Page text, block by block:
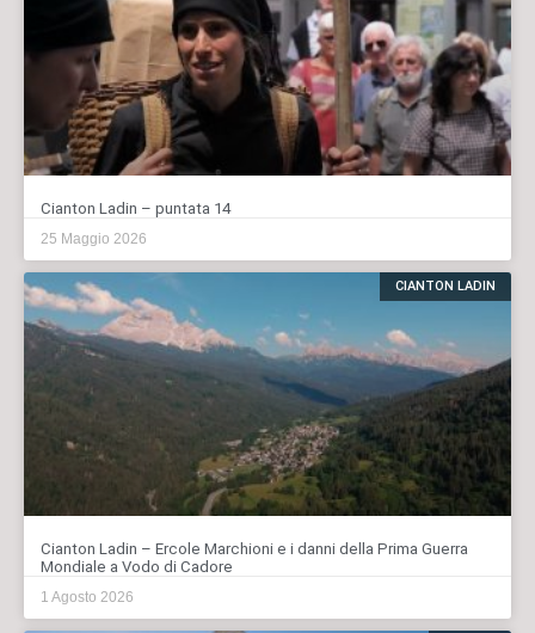
Cianton Ladin – puntata 14
25 Maggio 2026
CIANTON LADIN
Cianton Ladin – Ercole Marchioni e i danni della Prima Guerra
Mondiale a Vodo di Cadore
1 Agosto 2026